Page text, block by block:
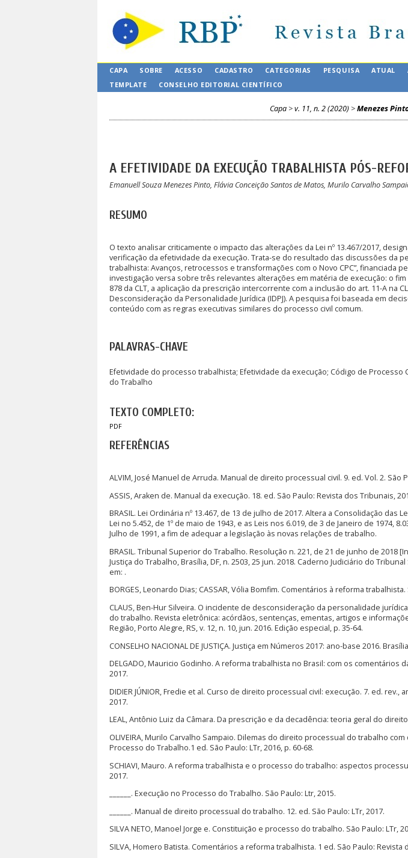
CAPA SOBRE ACESSO CADASTRO CATEGORIAS PESQUISA ATUAL
TEMPLATE
CONSELHO EDITORIAL CIENTÍFICO
Capa>v. 11, n. 2 (2020) >Menezes
A EFETIVIDADE DA EXECUÇÃO TRABALHISTA PÓS-
Emanuell Souza Menezes Pinto, Flávia Conceição Santos de Matos, Murilo Carvalho
RESUMO
O texto analisar criticamente o impacto das alterações da Lei nº 13.467/2017,
verificação da efetividade da execução. Trata-se do resultado das discussões da
trabalhista: Avanços, retrocessos e transformações com o Novo CPC”, financiada
investigação versa sobre três relevantes alterações em matéria de execução: o
878 da CLT, a aplicação da prescrição intercorrente com a inclusão do art. 11-A na
Desconsideração da Personalidade Jurídica (IDPJ). A pesquisa foi baseada em
conteúdo com as regras executivas similares do processo civil comum.
PALAVRAS-CHAVE
Efetividade do processo trabalhista; Efetividade da execução; Código de Processo
do Trabalho
TEXTO COMPLETO:
PDF
REFERÊNCIAS
ALVIM, José Manuel de Arruda. Manual de direito processual civil. 9. ed. Vol. 2. São
ASSIS, Araken de. Manual da execução. 18. ed. São Paulo: Revista dos Tribunais,
BRASIL. Lei Ordinária nº 13.467, de 13 de julho de 2017. Altera a Consolidação das
Lei no 5.452, de 1º de maio de 1943, e as Leis nos 6.019, de 3 de Janeiro de 1974,
Julho de 1991, a fim de adequar a legislação às novas relações de trabalho.
BRASIL. Tribunal Superior do Trabalho. Resolução n. 221, de 21 de junho de 2018
Justiça do Trabalho, Brasília, DF, n. 2503, 25 jun. 2018. Caderno Judiciário do
em: .
BORGES, Leonardo Dias; CASSAR, Vólia Bomfim. Comentários à reforma
CLAUS, Ben-Hur Silveira. O incidente de desconsideração da personalidade
do trabalho. Revista eletrônica: acórdãos, sentenças, ementas, artigos e
Região, Porto Alegre, RS, v. 12, n. 10, jun. 2016. Edição especial, p. 35-64.
CONSELHO NACIONAL DE JUSTIÇA. Justiça em Números 2017: ano-base 2016.
DELGADO, Mauricio Godinho. A reforma trabalhista no Brasil: com os comentários
2017.
DIDIER JÚNIOR, Fredie et al. Curso de direito processual civil: execução. 7. ed. rev.,
2017.
LEAL, Antônio Luiz da Câmara. Da prescrição e da decadência: teoria geral do
OLIVEIRA, Murilo Carvalho Sampaio. Dilemas do direito processual do trabalho com
Processo do Trabalho.1 ed. São Paulo: LTr, 2016, p. 60-68.
SCHIAVI, Mauro. A reforma trabalhista e o processo do trabalho: aspectos
2017.
______. Execução no Processo do Trabalho. São Paulo: Ltr, 2015.
______. Manual de direito processual do trabalho. 12. ed. São Paulo: LTr, 2017.
SILVA NETO, Manoel Jorge e. Constituição e processo do trabalho. São Paulo: LTr,
SILVA, Homero Batista. Comentários a reforma trabalhista. 1 ed. São Paulo: Revista